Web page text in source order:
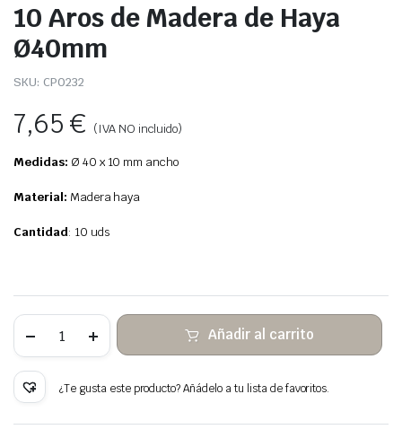
10 Aros de Madera de Haya
Ø40mm
SKU: CP0232
7,65€ (IVA NO incluido)
Medidas: Ø 40 x 10 mm ancho
Material: Madera haya
Cantidad: 10 uds
Aros
de
de
Haya
cantidad
Añadir al carrito
¿Te gusta este producto? Añádelo a tu lista de favoritos.